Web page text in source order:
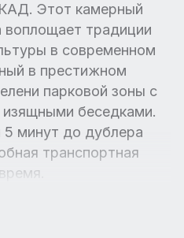
Этот камерный
воплощает традиции
в современном
в престижном
парковой зоны с
беседками.
минут до дублера
транспортная